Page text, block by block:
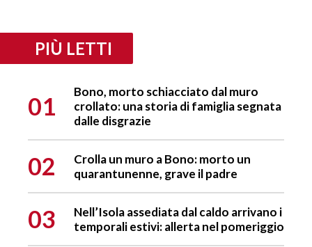
PIÙ LETTI
01
Bono, morto schiacciato dal muro
crollato: una storia di famiglia segnata
dalle disgrazie
02
Crolla un muro a Bono: morto un
quarantunenne, grave il padre
03
Nell’Isola assediata dal caldo arrivano i
temporali estivi: allerta nel pomeriggio